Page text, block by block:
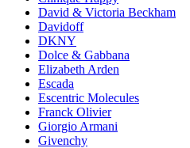
David & Victoria Beckham
Davidoff
DKNY
Dolce & Gabbana
Elizabeth Arden
Escada
Escentric Molecules
Franck Olivier
Giorgio Armani
Givenchy